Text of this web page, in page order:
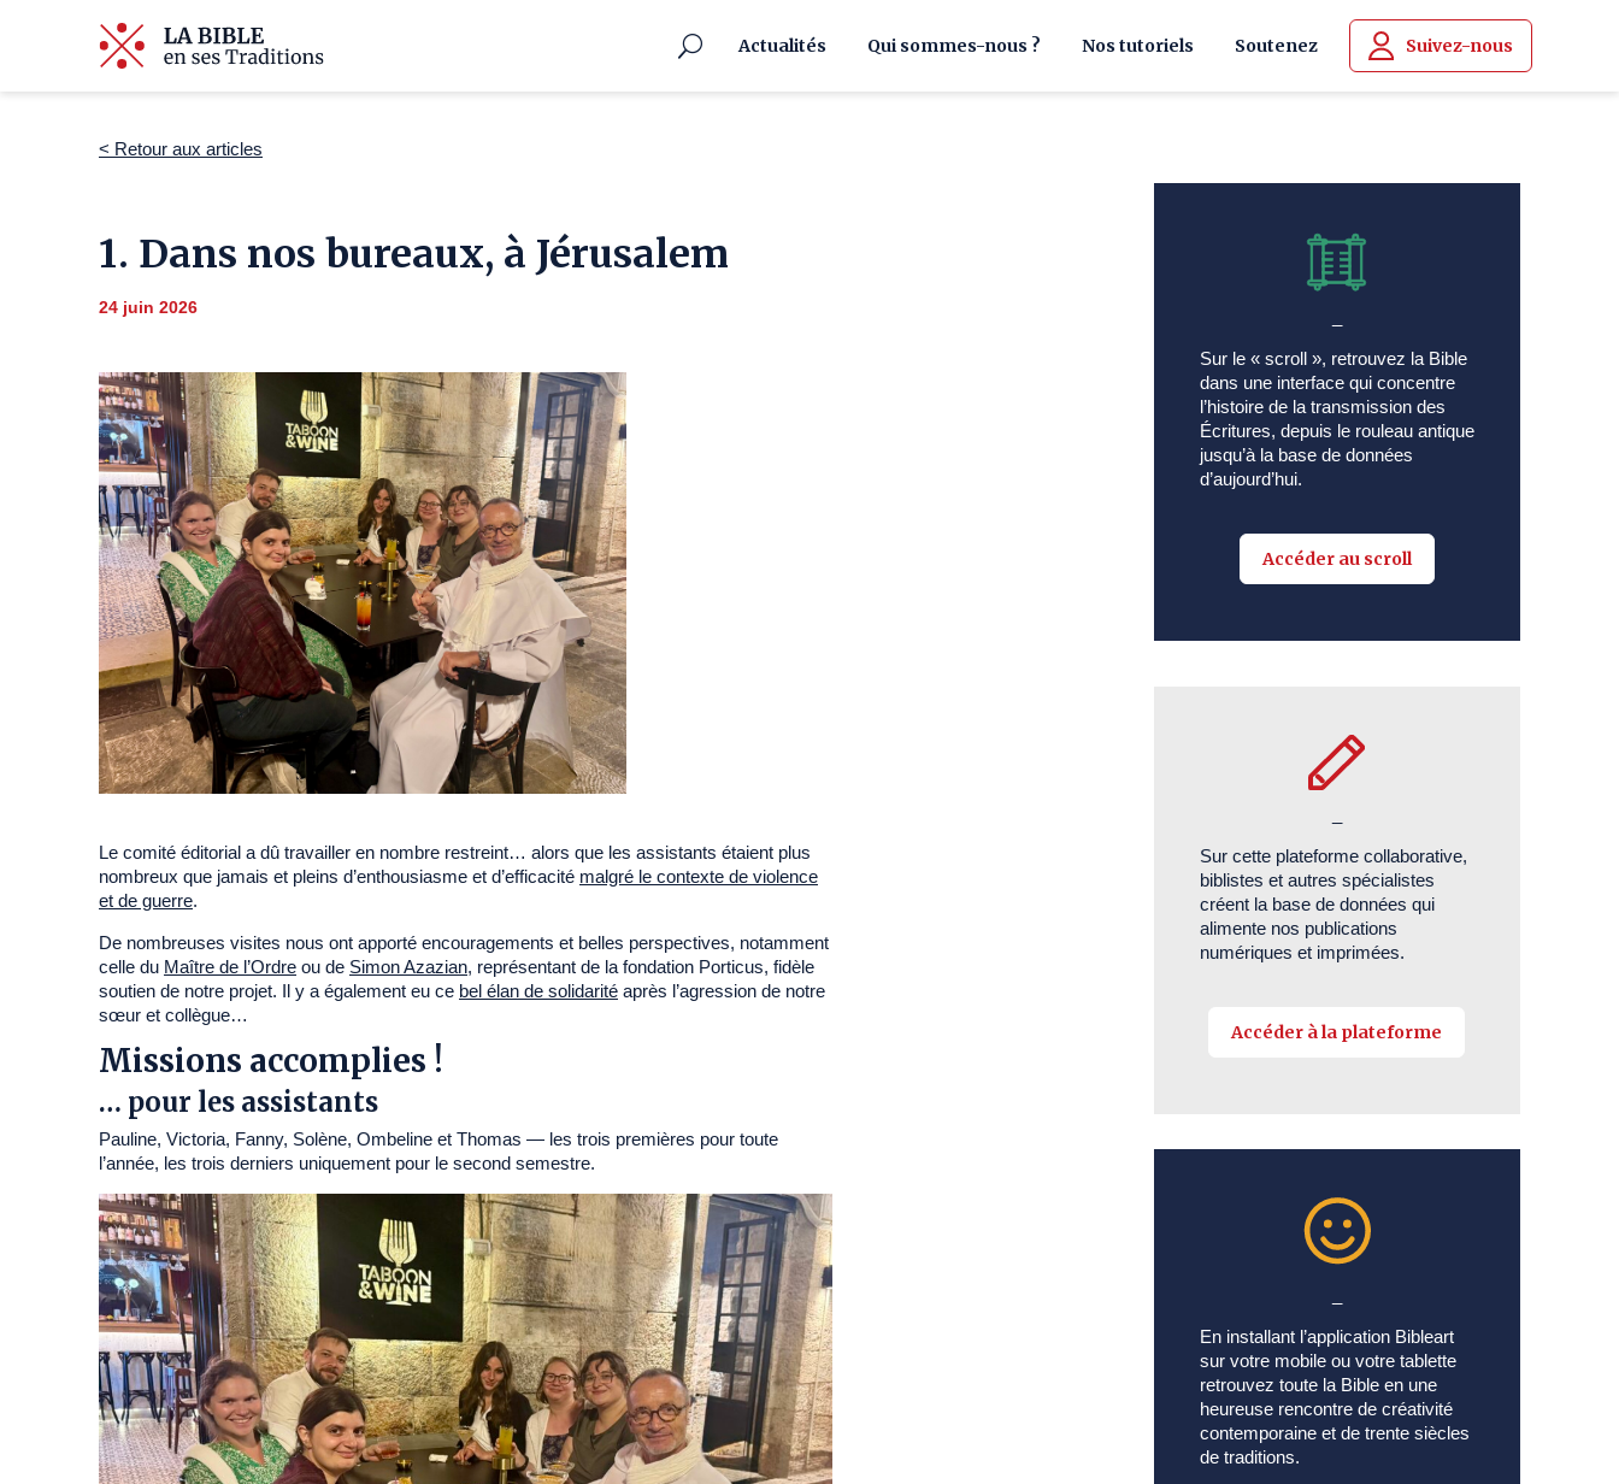
Actualités Qui sommes-nous ? Nos tutoriels Soutenez Suivez-nous
< Retour aux articles
1. Dans nos bureaux, à Jérusalem
24 juin 2026
Le comité éditorial a dû travailler en nombre restreint… alors que les assistants étaient plus
nombreux que jamais et pleins d’enthousiasme et d’efficacité malgré le contexte de violence
et de guerre.
De nombreuses visites nous ont apporté encouragements et belles perspectives, notamment
celle du Maître de l’Ordre ou de Simon Azazian, représentant de la fondation Porticus, fidèle
soutien de notre projet. Il y a également eu ce bel élan de solidarité après l’agression de notre
sœur et collègue…
Missions accomplies !
… pour les assistants
Pauline, Victoria, Fanny, Solène, Ombeline et Thomas — les trois premières pour toute
l’année, les trois derniers uniquement pour le second semestre.
Sur le « scroll », retrouvez la Bible
dans une interface qui concentre
l’histoire de la transmission des
Écritures, depuis le rouleau antique
jusqu’à la base de données
d’aujourd’hui.
Accéder au scroll
Sur cette plateforme collaborative,
biblistes et autres spécialistes
créent la base de données qui
alimente nos publications
numériques et imprimées.
Accéder à la plateforme
En installant l’application Bibleart
sur votre mobile ou votre tablette
retrouvez toute la Bible en une
heureuse rencontre de créativité
contemporaine et de trente siècles
de traditions.